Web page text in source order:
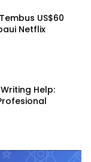
US$60
Netflix
Help: